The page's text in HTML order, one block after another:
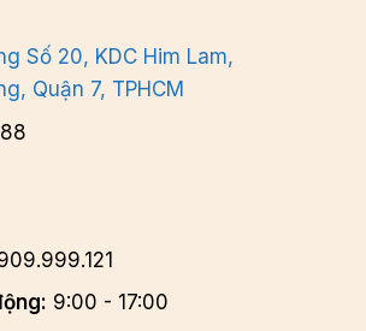
Số 20, KDC Him Lam,
Quận 7, TPHCM
9:00 - 17:00